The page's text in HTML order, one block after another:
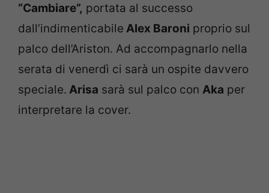
“Cambiare”, portata al successo
dall’indimenticabile Alex Baroni proprio sul
palco dell’Ariston. Ad accompagnarlo nella
serata di venerdì ci sarà un ospite davvero
speciale. Arisa sarà sul palco con Aka per
interpretare la cover.